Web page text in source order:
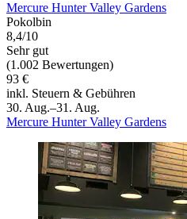
Mercure Hunter Valley Gardens
Pokolbin
8,4/10
Sehr gut
(1.002 Bewertungen)
93 €
inkl. Steuern & Gebühren
30. Aug.–31. Aug.
Mercure Hunter Valley Gardens